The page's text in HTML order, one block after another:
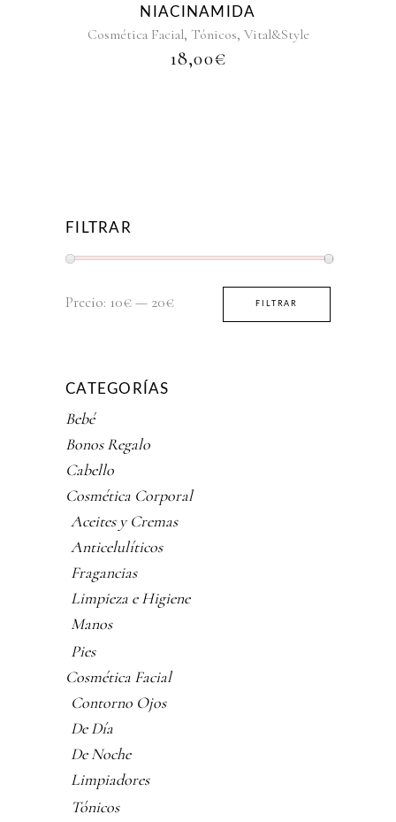
NIACINAMIDA
Cosmética Facial, Tónicos, Vital&Style
18,00€
FILTRAR
Precio
Precio
FILTRAR
Precio: 10€— 20€
CATEGORÍAS
Bebé
Bonos Regalo
Cabello
Cosmética Corporal
Aceites y Cremas
Anticelulíticos
Fragancias
Limpieza e Higiene
Manos
Pies
Cosmética Facial
Contorno Ojos
De Día
De Noche
Limpiadores
Tónicos